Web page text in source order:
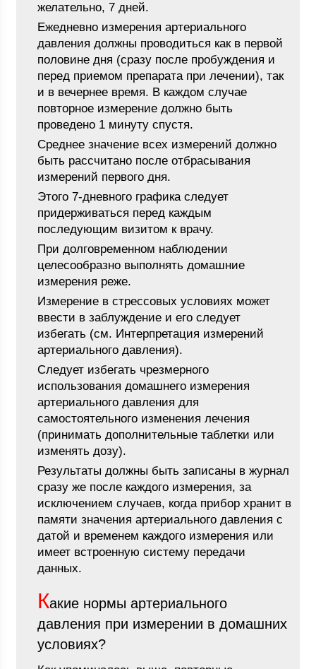
желательно, 7 дней.
Ежедневно измерения артериального
давления должны проводиться как в первой
половине дня (сразу после пробуждения и
перед приемом препарата при лечении), так
и в вечернее время. В каждом случае
повторное измерение должно быть
проведено 1 минуту спустя.
Среднее значение всех измерений должно
быть рассчитано после отбрасывания
измерений первого дня.
Этого 7-дневного графика следует
придерживаться перед каждым
последующим визитом к врачу.
При долговременном наблюдении
целесообразно выполнять домашние
измерения реже.
Измерение в стрессовых условиях может
ввести в заблуждение и его следует
избегать (см. Интерпретация измерений
артериального давления).
Следует избегать чрезмерного
использования домашнего измерения
артериального давления для
самостоятельного изменения лечения
(принимать дополнительные таблетки или
изменять дозу).
Результаты должны быть записаны в журнал
сразу же после каждого измерения, за
исключением случаев, когда прибор хранит в
памяти значения артериального давления с
датой и временем каждого измерения или
имеет встроенную систему передачи
данных.
Какие нормы артериального
давления при измерении в домашних
условиях?